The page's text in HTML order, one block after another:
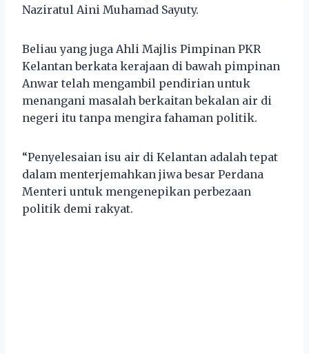
Naziratul Aini Muhamad Sayuty.
Beliau yang juga Ahli Majlis Pimpinan PKR
Kelantan berkata kerajaan di bawah pimpinan
Anwar telah mengambil pendirian untuk
menangani masalah berkaitan bekalan air di
negeri itu tanpa mengira fahaman politik.
“Penyelesaian isu air di Kelantan adalah tepat
dalam menterjemahkan jiwa besar Perdana
Menteri untuk mengenepikan perbezaan
politik demi rakyat.